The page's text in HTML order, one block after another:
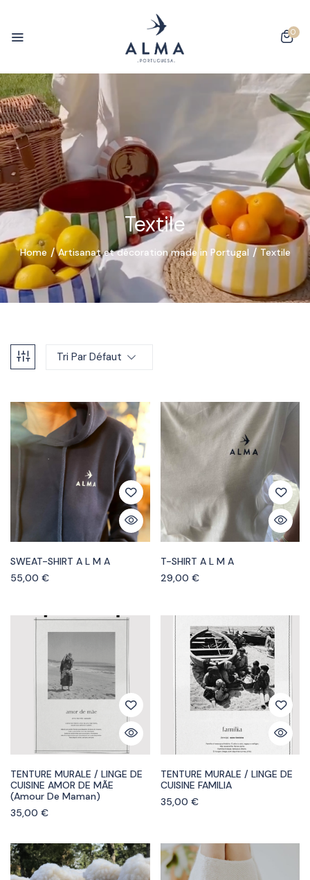
0
Textile
Home Artisanat et décoration made in Portugal Textile
Tri Par Défaut
SWEAT-SHIRT A L M A
55,00 €
T-SHIRT A L M A
29,00 €
TENTURE MURALE / LINGE DE
CUISINE AMOR DE MÃE
(amour De Maman)
35,00 €
TENTURE MURALE / LINGE DE
CUISINE FAMILIA
35,00 €